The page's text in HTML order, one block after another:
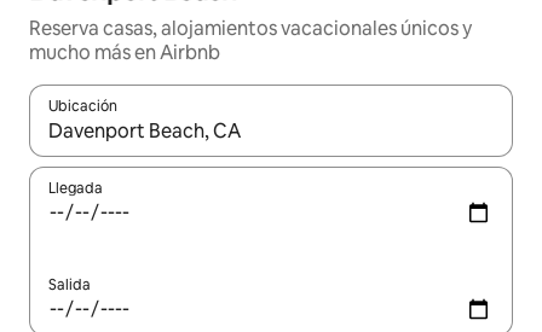
Reserva casas, alojamientos vacacionales únicos y
mucho más en Airbnb
Ubicación
Cuando los resultados estén disponibles, podrás navegar
Llegada
Salida